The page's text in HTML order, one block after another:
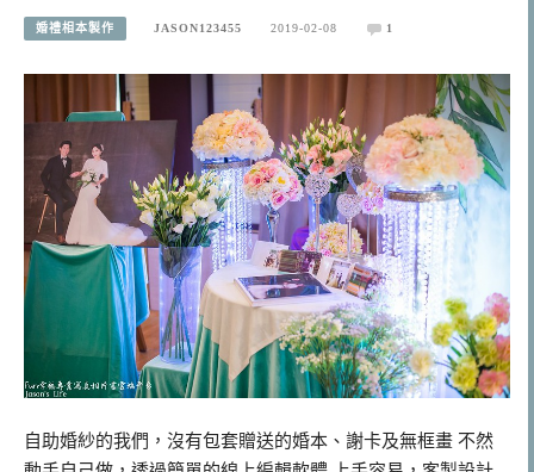
婚禮相本製作 JASON123455 2019-02-08 1
自助婚紗的我們，沒有包套贈送的婚本、謝卡及無框畫 不然